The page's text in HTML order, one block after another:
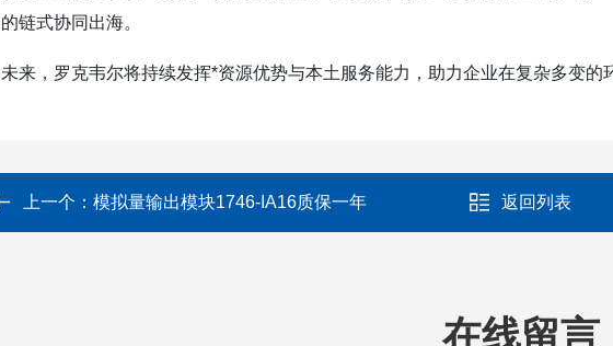
的链式协同出海。
未来，罗克韦尔将持续发挥*资源优势与本土服务能力，助力企业在复杂多变的
上一个： 模拟量输出模块1746-IA16质保一年 返回列表
在线留言